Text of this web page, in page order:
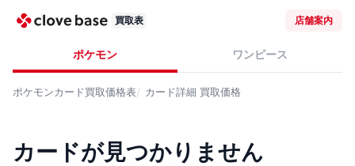
買取表 店舗案内
ポケモン ワンピース
ポケモンカード買取価格表 カード詳細 買取価格
カードが見つかりません